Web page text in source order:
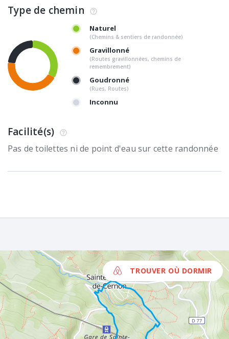
Type de chemin
Naturel
(Chemins & sentiers de randonnée)
Gravillonné
(Routes gravillonnées, chemins de
remembrement)
Goudronné
(Rues, Routes)
Inconnu
Facilité(s)
Pas de toilettes ni de point d'eau sur cette randonnée
TROUVER OÙ DORMIR